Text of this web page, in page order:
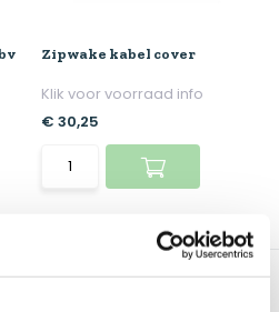
Zipwake kabel cover
Klik voor voorraad info
€ 30,25